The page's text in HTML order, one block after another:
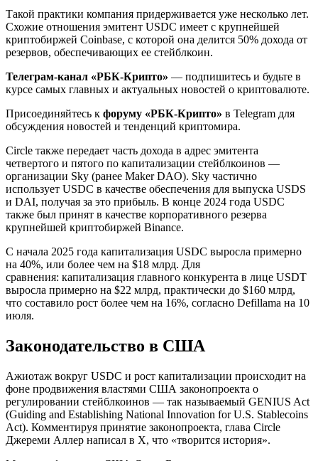
Такой практики компания придерживается уже несколько лет.
Схожие отношения эмитент USDC имеет с крупнейшей
криптобиржей Coinbase, с которой она делится 50% дохода от
резервов, обеспечивающих ее стейблкоин.
Телеграм-канал «РБК-Крипто» — подпишитесь и будьте в
курсе самых главных и актуальных новостей о криптовалюте.
Присоединяйтесь к форуму «РБК-Крипто» в Telegram для
обсуждения новостей и тенденций криптомира.
Circle также передает часть дохода в адрес эмитента
четвертого и пятого по капитализации стейблкоинов —
организации Sky (ранее Maker DAO). Sky частично
использует USDC в качестве обеспечения для выпуска USDS
и DAI, получая за это прибыль. В конце 2024 года USDC
также был принят в качестве корпоративного резерва
крупнейшей криптобиржей Binance.
С начала 2025 года капитализация USDC выросла примерно
на 40%, или более чем на $18 млрд. Для
сравнения: капитализация главного конкурента в лице USDT
выросла примерно на $22 млрд, практически до $160 млрд,
что составило рост более чем на 16%, согласно Defillama на 10
июля.
Законодательство в США
Ажиотаж вокруг USDC и рост капитализации происходит на
фоне продвижения властями США законопроекта о
регулировании стейблкоинов — так называемый GENIUS Act
(Guiding and Establishing National Innovation for U.S. Stablecoins
Act). Комментируя принятие законопроекта, глава Circle
Джереми Аллер написал в X, что «творится история».